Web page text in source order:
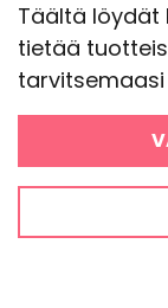
Täältä löydät
tietää